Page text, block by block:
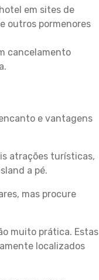
em sites de
outros pormenores
cancelamento
e vantagens
atrações turísticas,
a pé.
mas procure
muito prática. Estas
localizados